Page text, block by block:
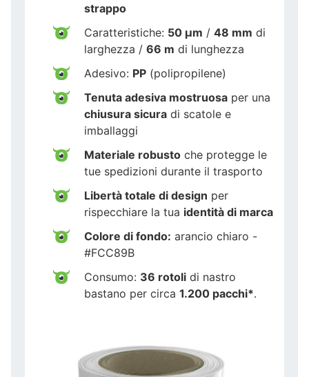
strappo
Caratteristiche: 50 µm / 48 mm di
larghezza / 66 m di lunghezza
Adesivo: PP (polipropilene)
Tenuta adesiva mostruosa per una
chiusura sicura di scatole e
imballaggi
Materiale robusto che protegge le
tue spedizioni durante il trasporto
Libertà totale di design per
rispecchiare la tua identità di marca
Colore di fondo: arancio chiaro -
#FCC89B
Consumo: 36 rotoli di nastro
bastano per circa 1.200 pacchi*.